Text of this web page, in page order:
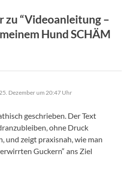
zu “Videoanleitung –
Hund SCHÄM
sagt:Dezember um 20:47 Uhr
geschrieben. Der Text
ohne Druck
und zeigt praxisnah, wie man
Guckern“ ans Ziel